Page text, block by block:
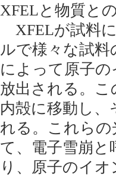
XFELと物質と
XFELが試料
ルで様々な試
によって原子
放出される。
内殻に移動し
れる。これら
て、電子雪崩と
り、原子のイ